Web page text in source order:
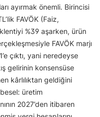
ayırmak önemli. Birincisi
FAVÖK (Faiz,
%39 aşarken, ürün
FAVÖK marjı
çıktı, yani neredeyse
gelirinin konsensüse
kârlılıktan geldiğini
üretim
2027’den itibaren